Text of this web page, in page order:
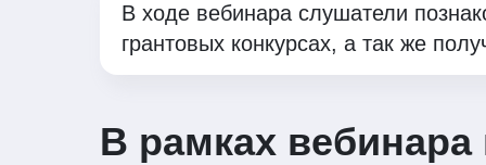
В ходе вебинара слушатели
грантовых конкурсах, а так же
В рамках вебинара